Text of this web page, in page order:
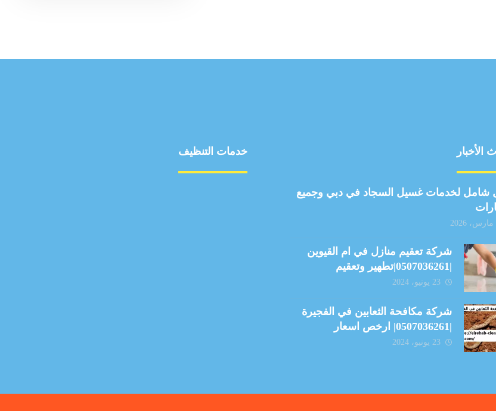
الأخبار
شامل لخدمات غسيل السجاد في دبي وجميع
شركة تعقيم منازل في ام القيوين
|0507036261|تطهير وتعقيم
23 يونيو، 2024
شركة مكافحة الثعابين في الفجيرة
|0507036261| ارخص اسعار
23 يونيو، 2024
خدمات التنظيف